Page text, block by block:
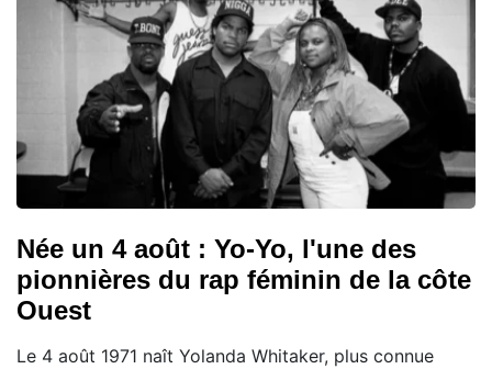
Née un 4 août : Yo-Yo, l'une des
pionnières du rap féminin de la côte
Ouest
Le 4 août 1971 naît Yolanda Whitaker, plus connue